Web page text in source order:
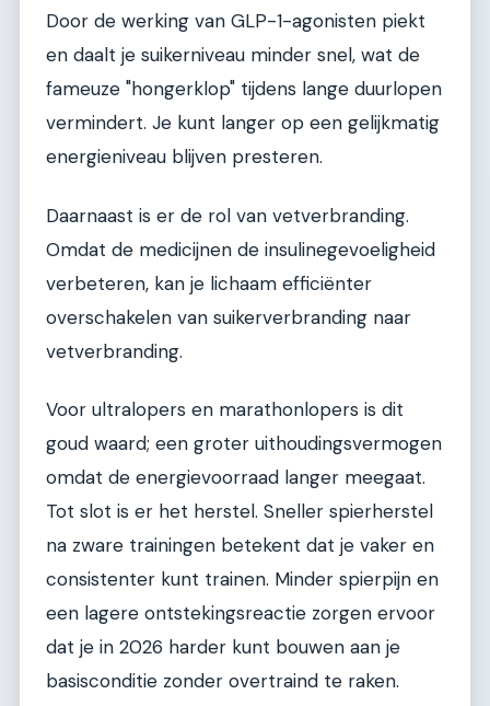
Door de werking van GLP-1-agonisten piekt
en daalt je suikerniveau minder snel, wat de
fameuze "hongerklop" tijdens lange duurlopen
vermindert. Je kunt langer op een gelijkmatig
energieniveau blijven presteren.
Daarnaast is er de rol van vetverbranding.
Omdat de medicijnen de insulinegevoeligheid
verbeteren, kan je lichaam efficiënter
overschakelen van suikerverbranding naar
vetverbranding.
Voor ultralopers en marathonlopers is dit
goud waard; een groter uithoudingsvermogen
omdat de energievoorraad langer meegaat.
Tot slot is er het herstel. Sneller spierherstel
na zware trainingen betekent dat je vaker en
consistenter kunt trainen. Minder spierpijn en
een lagere ontstekingsreactie zorgen ervoor
dat je in 2026 harder kunt bouwen aan je
basisconditie zonder overtraind te raken.